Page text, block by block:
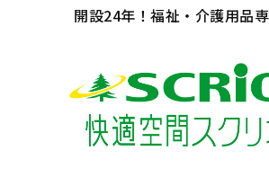
開設24年！福祉・介護用品